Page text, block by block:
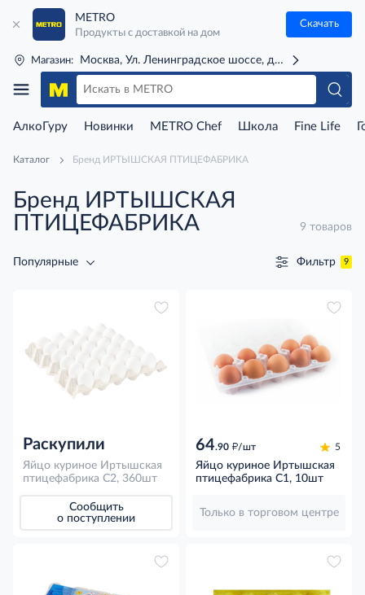
METRO
Продукты с доставкой на дом
Скачать
Магазин: Москва, Ул. Ленинградское шоссе, д. 71Г (м. Речной
АлкоГуру Новинки METRO Chef Школа Fine Life
Каталог Бренд ИРТЫШСКАЯ ПТИЦЕФАБРИКА
Бренд ИРТЫШСКАЯ
ПТИЦЕФАБРИКА
9 товаров
Популярные Фильтр 9
Раскупили
Яйцо куриное Иртышская
птицефабрика С2, 360шт
Сообщить
о поступлении
64.90 д/шт 5
Яйцо куриное Иртышская
птицефабрика С1, 10шт
Только в торговом центре